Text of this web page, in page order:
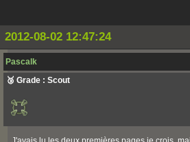
2012-08-02 12:47:24
Pascalk
🥉 Grade : Scout